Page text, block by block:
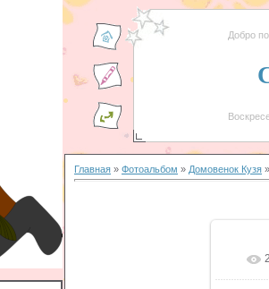
Добро
Главная » Фотоальбом » Домовенок Кузя